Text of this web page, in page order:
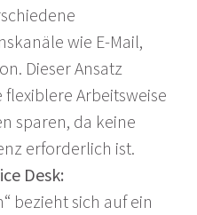
wie E-Mail,
Dieser Ansatz
Arbeitsweise
sparen, da keine
erforderlich ist.
Desk:
bezieht sich auf ein